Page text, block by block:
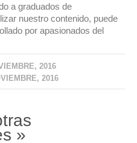
a graduados de
nuestro contenido, puede
por apasionados del
2016
2016
»